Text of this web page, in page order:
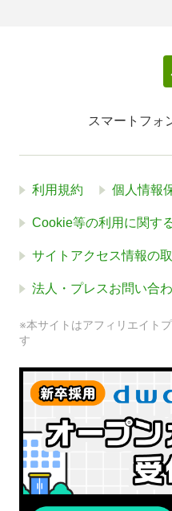
スマートフォ
利用規約 個人情報
Cookie等の利用に関す
サイトアクセス情報の
法人・プレスお問い合
※本サイトはアフィリエイト
す